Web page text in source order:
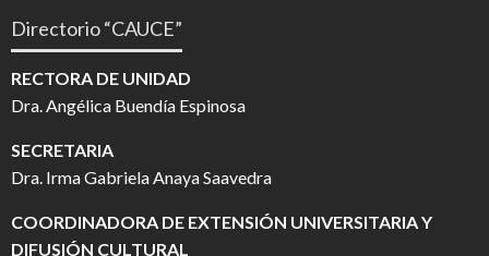
Directorio “CAUCE”
RECTORA DE UNIDAD
Dra. Angélica Buendía Espinosa
SECRETARIA
Dra. Irma Gabriela Anaya Saavedra
COORDINADORA DE EXTENSIÓN UNIVERSITARIA Y
DIFUSIÓN CULTURAL